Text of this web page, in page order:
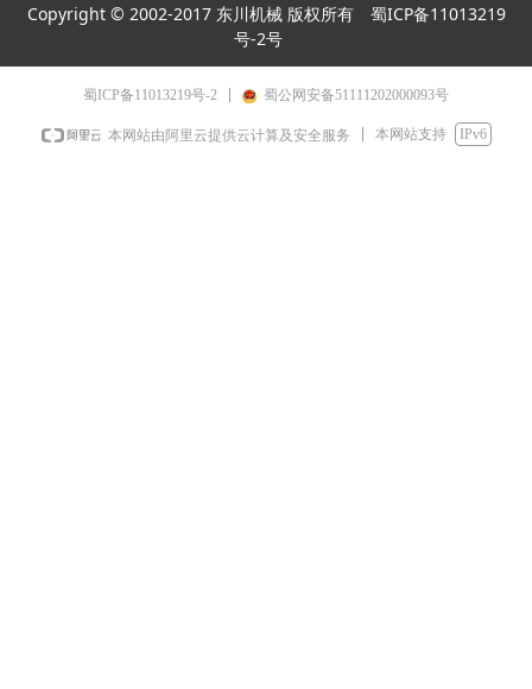
Copyright © 2002-2017 东川机械 版权所有 蜀ICP备11013219
号-2号
蜀ICP备11013219号-2 蜀公网安备51111202000093号
本网站由阿里云提供云计算及安全服务 本网站支持 IPv6